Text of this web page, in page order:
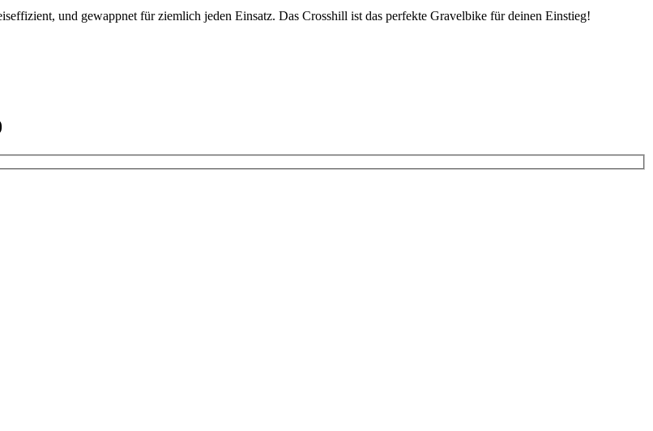
und gewappnet für ziemlich jeden Einsatz. Das Crosshill ist das perfekte Gravelbike für deinen Einstieg!